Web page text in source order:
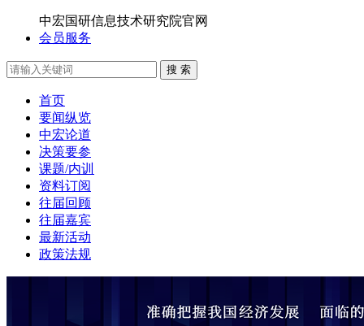
中宏国研信息技术研究院官网
会员服务
搜 索
首页
要闻纵览
中宏论道
决策要参
课题/内训
资料订阅
往届回顾
往届嘉宾
最新活动
政策法规